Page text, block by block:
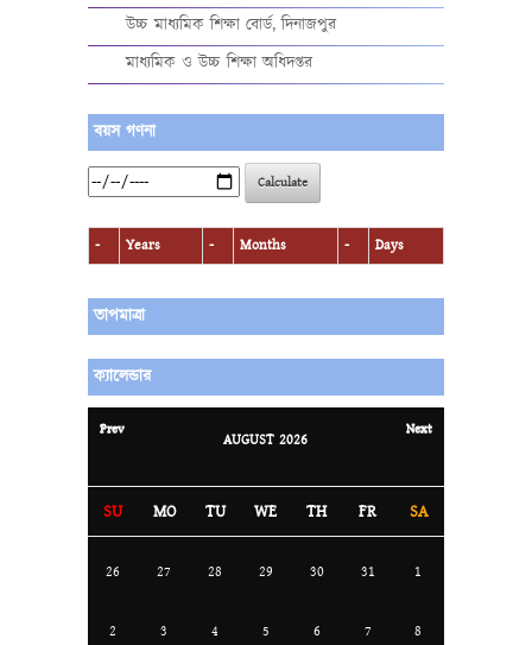
উচ্চ মাধ্যমিক শিক্ষা বোর্ড, দিনাজপুর
মাধ্যমিক ও উচ্চ শিক্ষা অধিদপ্তর
বয়স গণনা
Calculate
- Years - Months - Days
তাপমাত্রা
ক্যালেন্ডার
Prev
AUGUST 2026
Next
SU MO TU WE TH FR SA
26 27 28 29 30 31 1
2 3 4 5 6 7 8